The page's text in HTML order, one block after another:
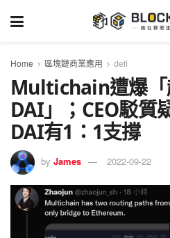
Home 區塊鏈商業應用 defi
Multichain遭爆「
DAI」；CEO駁質
DAI有1：1支撐
by James 2022-09-22